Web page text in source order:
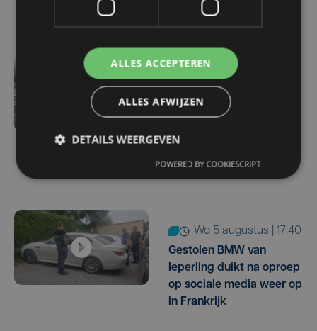
overleden
do 6 augustus | 16:44
Veurne moet zo'n twee
miljoen euro aan
gerecupereerde BTW
terugbetalen
wo 5 augustus | 17:40
Gestolen BMW van
Ieperling duikt na oproep
op sociale media weer op
in Frankrijk
ALLES ACCEPTEREN
ALLES AFWIJZEN
DETAILS WEERGEVEN
POWERED BY COOKIESCRIPT